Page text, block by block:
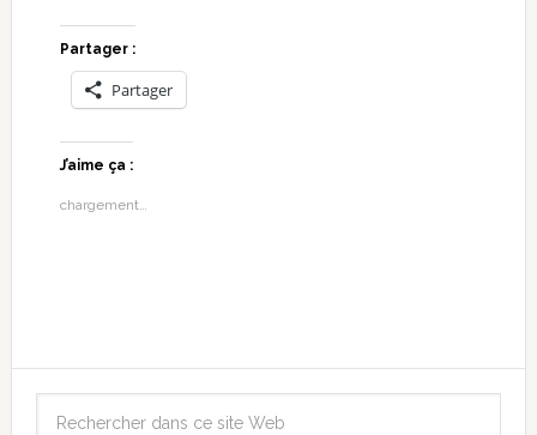
Partager :
Partager
J’aime ça :
chargement…